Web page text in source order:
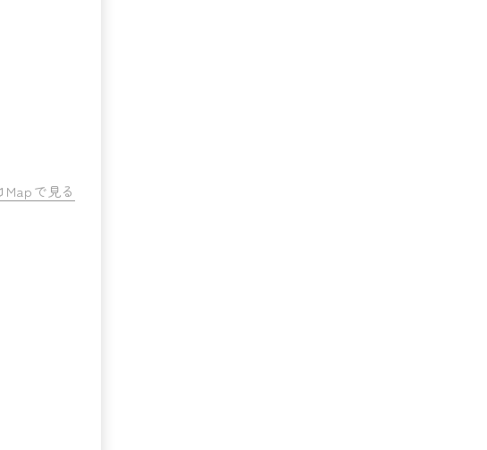
Mapで見る